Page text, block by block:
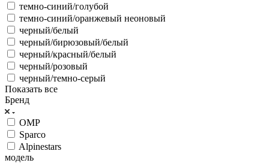
темно-синий/голубой
темно-синий/оранжевый неоновый
черный/белый
черный/бирюзовый/белый
черный/красный/белый
черный/розовый
черный/темно-серый
Показать все
Бренд
OMP
Sparco
Alpinestars
модель